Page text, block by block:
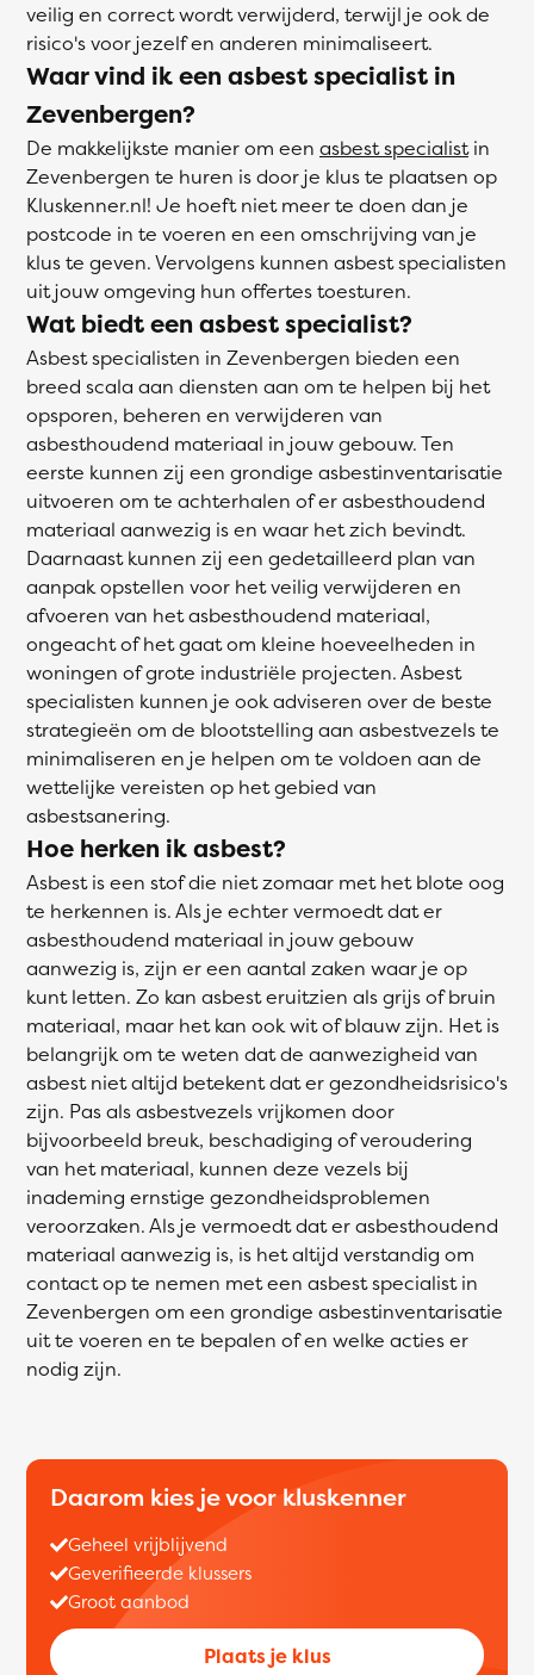
veilig en correct wordt verwijderd, terwijl je ook de
risico's voor jezelf en anderen minimaliseert.
Waar vind ik een asbest specialist in
Zevenbergen?
De makkelijkste manier om een asbest specialistin
Zevenbergen te huren is door je klus te plaatsen op
Kluskenner.nl! Je hoeft niet meer te doen dan je
postcode in te voeren en een omschrijving van je
klus te geven. Vervolgens kunnen asbest specialisten
uit jouw omgeving hun offertes toesturen.
Wat biedt een asbest specialist?
Asbest specialisten in Zevenbergen bieden een
breed scala aan diensten aan om te helpen bij het
opsporen, beheren en verwijderen van
asbesthoudend materiaal in jouw gebouw. Ten
eerste kunnen zij een grondige asbestinventarisatie
uitvoeren om te achterhalen of er asbesthoudend
materiaal aanwezig is en waar het zich bevindt.
Daarnaast kunnen zij een gedetailleerd plan van
aanpak opstellen voor het veilig verwijderen en
afvoeren van het asbesthoudend materiaal,
ongeacht of het gaat om kleine hoeveelheden in
woningen of grote industriële projecten. Asbest
specialisten kunnen je ook adviseren over de beste
strategieën om de blootstelling aan asbestvezels te
minimaliseren en je helpen om te voldoen aan de
wettelijke vereisten op het gebied van
asbestsanering.
Hoe herken ik asbest?
Asbest is een stof die niet zomaar met het blote oog
te herkennen is. Als je echter vermoedt dat er
asbesthoudend materiaal in jouw gebouw
aanwezig is, zijn er een aantal zaken waar je op
kunt letten. Zo kan asbest eruitzien als grijs of bruin
materiaal, maar het kan ook wit of blauw zijn. Het is
belangrijk om te weten dat de aanwezigheid van
asbest niet altijd betekent dat er gezondheidsrisico's
zijn. Pas als asbestvezels vrijkomen door
bijvoorbeeld breuk, beschadiging of veroudering
van het materiaal, kunnen deze vezels bij
inademing ernstige gezondheidsproblemen
veroorzaken. Als je vermoedt dat er asbesthoudend
materiaal aanwezig is, is het altijd verstandig om
contact op te nemen met een asbest specialist in
Zevenbergen om een grondige asbestinventarisatie
uit te voeren en te bepalen of en welke acties er
nodig zijn.
Daarom kies je voor kluskenner
Geheel vrijblijvend
Geverifieerde klussers
Groot aanbod
Plaats je klus